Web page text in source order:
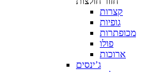
קצרות
גופיות
מכופתרות
פולו
ארוכות
ג’ינסים